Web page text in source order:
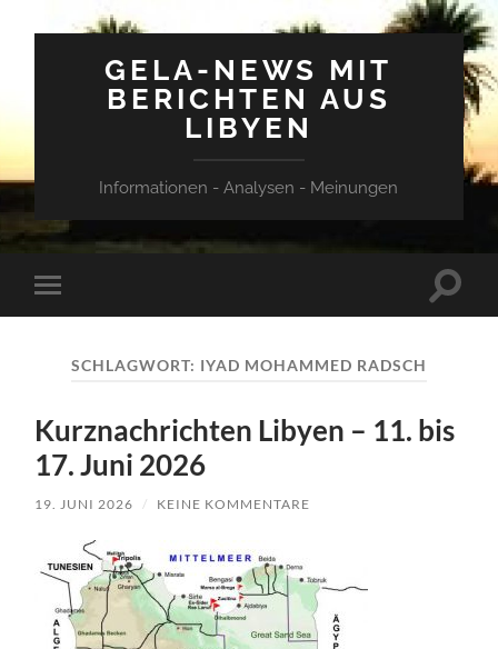
GELA-NEWS MIT
BERICHTEN AUS
LIBYEN
Informationen - Analysen - Meinungen
Mobile-
Menü
SCHLAGWORT: IYAD MOHAMMED RADSCH
Kurznachrichten Libyen – 11. bis
17. Juni 2026
19. JUNI 2026 / KEINE KOMMENTARE